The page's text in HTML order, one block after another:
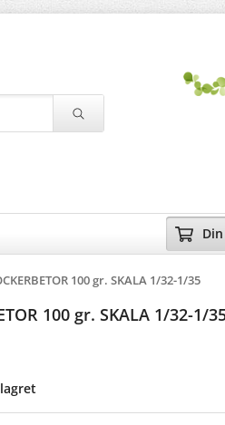
100 gr. SKALA 1/32-1/35
100 gr. SKALA 1/32-1/